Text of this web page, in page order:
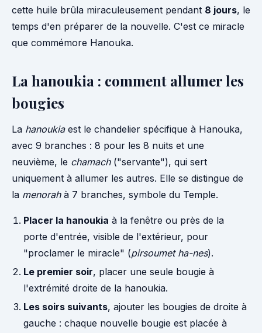
cette huile brûla miraculeusement pendant 8 jours, le
temps d'en préparer de la nouvelle. C'est ce miracle
que commémore Hanouka.
La hanoukia : comment allumer les
bougies
La hanoukiaest le chandelier spécifique à Hanouka,
avec 9 branches : 8 pour les 8 nuits et une
neuvième, le chamach("servante"), qui sert
uniquement à allumer les autres. Elle se distingue de
la menorahà 7 branches, symbole du Temple.
Placer la hanoukia à la fenêtre ou près de la
porte d'entrée, visible de l'extérieur, pour
"proclamer le miracle" (pirsoumet ha-nes).
Le premier soir, placer une seule bougie à
l'extrémité droite de la hanoukia.
Les soirs suivants, ajouter les bougies de droite à
gauche : chaque nouvelle bougie est placée à